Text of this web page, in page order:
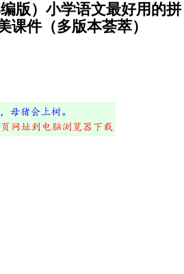
编版）小学语文最好用的拼
课件（多版本荟萃）